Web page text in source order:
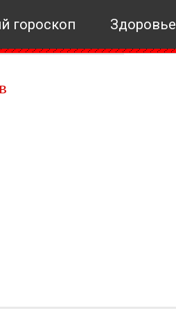
гороскоп Здоровье